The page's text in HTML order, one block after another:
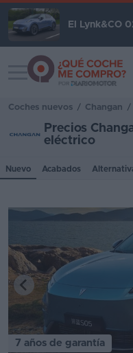
Iniciar
sesión
Inicio
Coches
nuevos
Renting
Stock
KM
Segunda
mano
El Lynk&CO
Toggle navigation
Coches nuevos / Changan /
Precios
eléctrico
Nuevo Acabados
7 años de garantía